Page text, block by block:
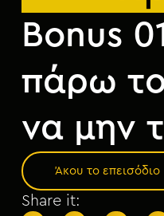
Bonus
πάρω
να μην
Άκου το επεισόδιο
Share it: